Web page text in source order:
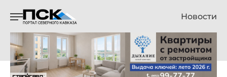
Новости